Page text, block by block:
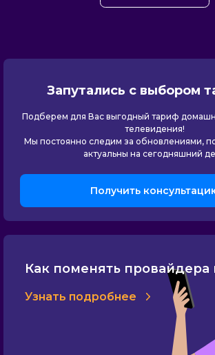
Запутались с выбором
Подберем для Вас выгодный тариф
телевидения!
Мы постоянно следим за обновлениями,
актуальны на сегодняшний
Получить
Как поменять провайдера
Узнать подробнее